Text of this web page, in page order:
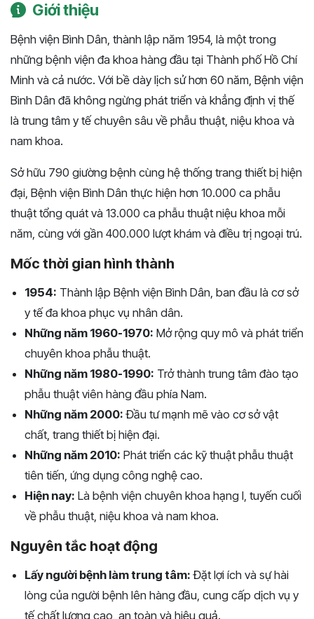
Giới thiệu
Bệnh viện Bình Dân, thành lập năm 1954, là một trong
những bệnh viện đa khoa hàng đầu tại Thành phố Hồ Chí
Minh và cả nước. Với bề dày lịch sử hơn 60 năm, Bệnh viện
Bình Dân đã không ngừng phát triển và khẳng định vị thế
là trung tâm y tế chuyên sâu về phẫu thuật, niệu khoa và
nam khoa.
Sở hữu 790 giường bệnh cùng hệ thống trang thiết bị hiện
đại, Bệnh viện Bình Dân thực hiện hơn 10.000 ca phẫu
thuật tổng quát và 13.000 ca phẫu thuật niệu khoa mỗi
năm, cùng với gần 400.000 lượt khám và điều trị ngoại trú.
Mốc thời gian hình thành
1954: Thành lập Bệnh viện Bình Dân, ban đầu là cơ sở
y tế đa khoa phục vụ nhân dân.
Những năm 1960-1970: Mở rộng quy mô và phát triển
chuyên khoa phẫu thuật.
Những năm 1980-1990: Trở thành trung tâm đào tạo
phẫu thuật viên hàng đầu phía Nam.
Những năm 2000: Đầu tư mạnh mẽ vào cơ sở vật
chất, trang thiết bị hiện đại.
Những năm 2010: Phát triển các kỹ thuật phẫu thuật
tiên tiến, ứng dụng công nghệ cao.
Hiện nay: Là bệnh viện chuyên khoa hạng I, tuyến cuối
về phẫu thuật, niệu khoa và nam khoa.
Nguyên tắc hoạt động
Lấy người bệnh làm trung tâm: Đặt lợi ích và sự hài
lòng của người bệnh lên hàng đầu, cung cấp dịch vụ y
tế chất lượng cao, an toàn và hiệu quả.